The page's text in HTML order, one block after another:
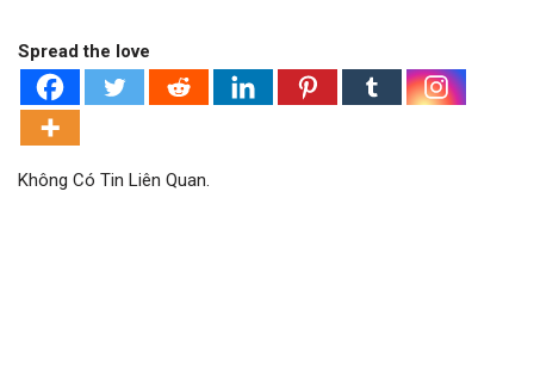
Spread the love
Không Có Tin Liên Quan.